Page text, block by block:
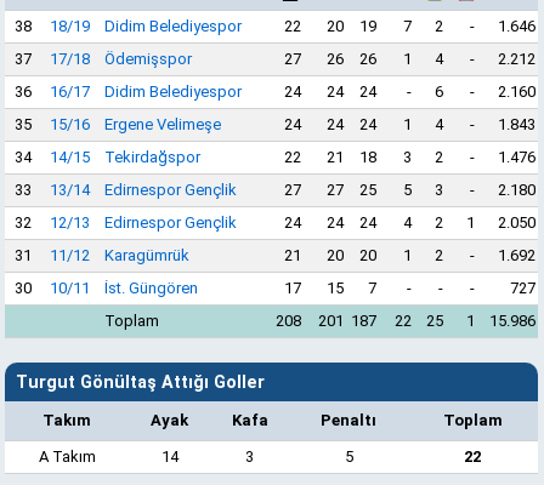
38
18/19 Didim Belediyespor 22 20 19 7 2 -
1.646
37
17/18 Ödemişspor 27 26 26 1 4 -
2.212
36
16/17 Didim Belediyespor 24 24 24 - 6 -
2.160
35
15/16 Ergene Velimeşe 24 24 24 1 4 -
1.843
34
14/15 Tekirdağspor 22 21 18 3 2 -
1.476
33
13/14 Edirnespor Gençlik 27 27 25 5 3 -
2.180
32
12/13 Edirnespor Gençlik 24 24 24 4 2 1
2.050
31
11/12 Karagümrük 21 20 20 1 2 -
1.692
30
10/11 İst. Güngören 17 15 7 - - -
727
Toplam
208 201 187 22 25 1 15.986
Turgut Gönültaş Attığı Goller
Takım Ayak Kafa Penaltı
Toplam
A Takım
14 3 5 22